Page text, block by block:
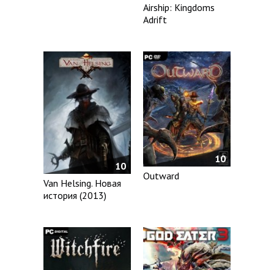
Airship: Kingdoms
Adrift
10
Van Helsing. Новая
история (2013)
10
Outward